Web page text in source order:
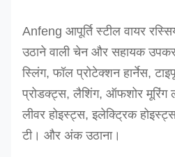
CSFWS46
CSFWH48
टिप्पणी:
1। संदर्भ मानक:
एन 13411-3: 2003,
Anfeng आपूर्ति स्टील वायर
उठाने वाली चेन और सहायक
स्लिंग, फॉल प्रोटेक्शन हार्नेस,
प्रोडक्ट्स, लैशिंग, ऑफशोर मूरिंग
लीवर होइस्ट्स, इलेक्ट्रिक
टी। और अंक उठाना।